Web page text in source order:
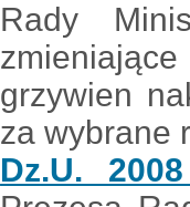
Rady
grzywien
za wybrane
Dz.U.